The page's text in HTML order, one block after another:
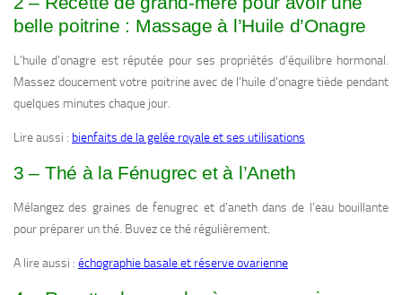
belle poitrine : Massage à l’Huile d’Onagre
L’huile d’onagre est réputée pour ses propriétés d’équilibre hormonal.
Massez doucement votre poitrine avec de l’huile d’onagre tiède pendant
quelques minutes chaque jour.
Lire aussi : bienfaits de la gelée royale et ses utilisations
3 – Thé à la Fénugrec et à l’Aneth
Mélangez des graines de fenugrec et d’aneth dans de l’eau bouillante
pour préparer un thé. Buvez ce thé régulièrement.
A lire aussi : échographie basale et réserve ovarienne